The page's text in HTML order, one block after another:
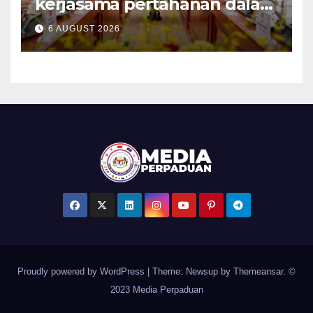
kerjasama pertahanan dalam
bidang strategik termasuk
AI, perkongsian risikan –
Khaled Nordin
6 AUGUST 2026
Proudly powered by WordPress Theme: Newsup by Themeansar. ©
2023 Media Perpaduan